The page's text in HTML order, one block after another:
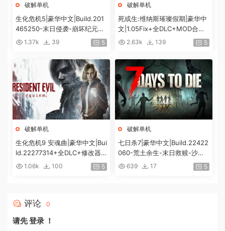
破解单机
生化危机5|豪华中文|Build.201
465250-末日侵袭-崩坏纪元
+预购特典+全DLC-解锁全内
1.37k 39 5
破解单机
死或生:维纳斯璀璨假期|豪华中
文|1.05Fix+全DLC+MOD合集
+预购特典|解压即撸|[12G/百
2.63k 139 5
破解单机
生化危机9 安魂曲|豪华中文|Bui
ld.22277314+全DLC+修改器|
解压即撸|[74G/百度]
1.06k 100 5
破解单机
七日杀7|豪华中文|Build.22422
060-荒土余生-末日救赎-沙盒
+全DLC|解压即撸|
639 17 5
评论 0
请先登录 ！